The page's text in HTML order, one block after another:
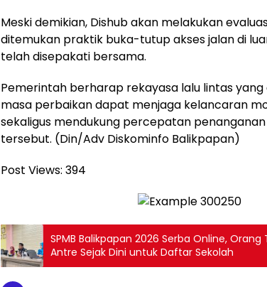
Meski demikian, Dishub akan melakukan
ditemukan praktik buka-tutup akses jalan di
telah disepakati bersama.
Pemerintah berharap rekayasa lalu lintas
masa perbaikan dapat menjaga kelancaran
sekaligus mendukung percepatan
tersebut. (Din/Adv Diskominfo Balikpapan)
Post Views: 394
SPMB Balikpapan 2026 Serba Online, Orang
Antre Sejak Dini untuk Daftar Sekolah